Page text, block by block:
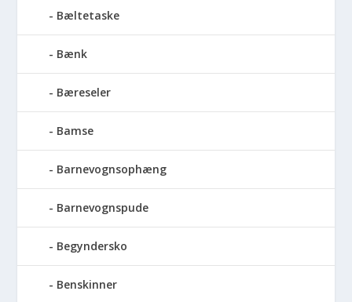
Bæltetaske
Bænk
Bæreseler
Bamse
Barnevognsophæng
Barnevognspude
Begyndersko
Benskinner